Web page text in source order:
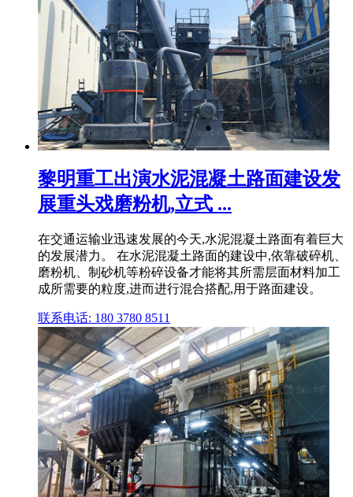
黎明重工出演水泥混凝土路面建设发
展重头戏磨粉机,立式 ...
在交通运输业迅速发展的今天,水泥混凝土路面有着巨大
的发展潜力。 在水泥混凝土路面的建设中,依靠破碎机、
磨粉机、制砂机等粉碎设备才能将其所需层面材料加工
成所需要的粒度,进而进行混合搭配,用于路面建设。
联系电话: 180 3780 8511